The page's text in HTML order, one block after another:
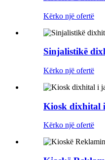
Kërko një ofertë
Sinjalistikë
Kërko një ofertë
Kiosk dixhital
Kërko një ofertë